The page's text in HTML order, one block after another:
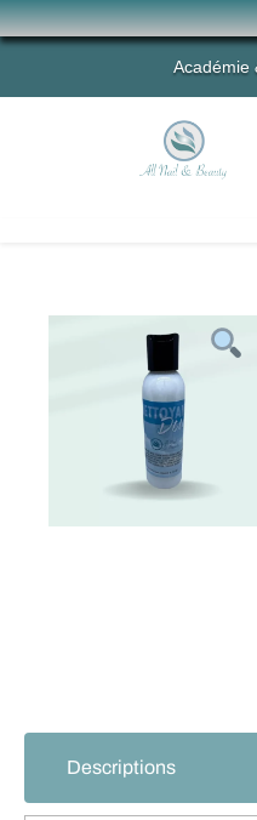
Académie
Descriptions